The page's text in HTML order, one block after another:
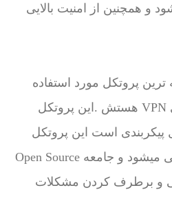
و همچنین از امنیت بالایی
ترین پروتکل مورد استفاده
برای برقراری ارتباط های VPN هستش .این پروتکل
پیکربندی است این پروتکل
بصورت متناوب برو رسانی میشود و جامعه Open Source
و برطرف کردن مشکلات